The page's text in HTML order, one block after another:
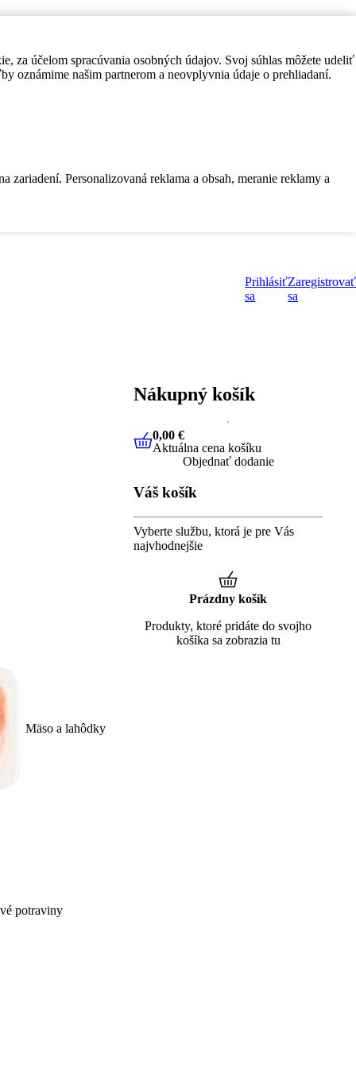
za účelom spracúvania osobných údajov. Svoj súhlas môžete udeliť
oznámime našim partnerom a neovplyvnia údaje o prehliadaní.
Personalizovaná reklama a obsah, meranie reklamy a
Prihlásiť
sa
Zaregistrovať
sa
Mäso a lahôdky
potraviny
Nákupný košík
0,00 €Aktuálna cena košíku
0,00 €
Aktuálna cena košíku
Objednať dodanie
Váš košík
Vyberte službu, ktorá je pre Vás
najvhodnejšie
Prázdny košík
Produkty, ktoré pridáte do svojho
košíka sa zobrazia tu